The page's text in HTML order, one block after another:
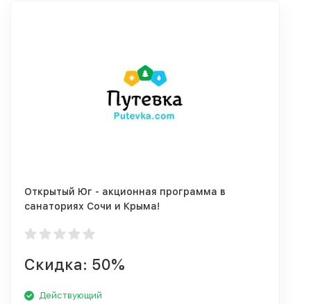
Открытый Юг - акционная программа в
санаториях Сочи и Крыма!
Скидка: 50%
Действующий